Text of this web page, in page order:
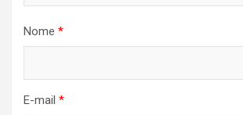
Nome *
E-mail *